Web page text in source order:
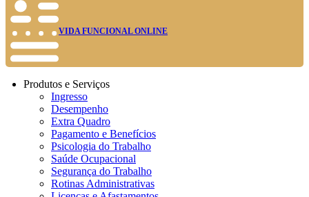
VIDA FUNCIONAL ONLINE
Produtos e Serviços
Ingresso
Desempenho
Extra Quadro
Pagamento e Benefícios
Psicologia do Trabalho
Saúde Ocupacional
Segurança do Trabalho
Rotinas Administrativas